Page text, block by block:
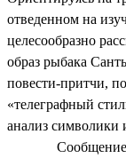
отведенном на
целесообразно
образ рыбака
повести-притчи,
«телеграфный
анализ символики